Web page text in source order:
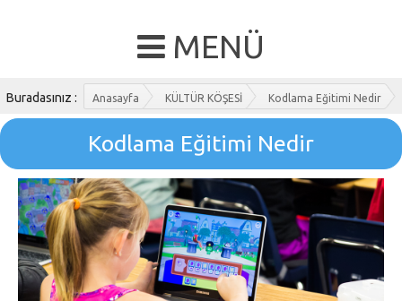
MENÜ
Buradasınız : Anasayfa KÜLTÜR KÖŞESİ Kodlama Eğitimi Nedir
Kodlama Eğitimi Nedir